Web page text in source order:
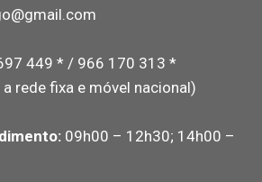
449 * / 966 170 313 *
rede fixa e móvel nacional)
09h00 – 12h30; 14h00 –